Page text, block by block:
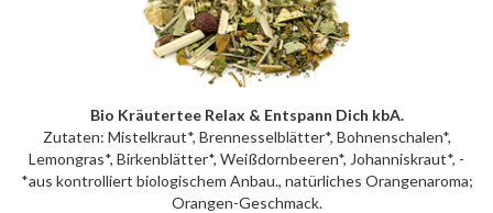
Bio Kräutertee Relax & Entspann Dich kbA.
Zutaten: Mistelkraut*, Brennesselblätter*, Bohnenschalen*,
Lemongras*, Birkenblätter*, Weißdornbeeren*, Johanniskraut*, -
*aus kontrolliert biologischem Anbau., natürliches Orangenaroma;
Orangen-Geschmack.